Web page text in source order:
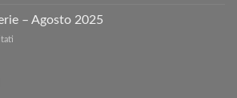
con
PASQUA
– Agosto 2025